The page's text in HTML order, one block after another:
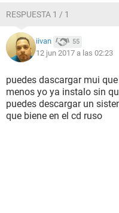
RESPUESTA 1 / 1
iivan 55
12 jun 2017 a las 02:23
puedes dascargar mui
menos yo ya instalo sin
puedes descargar un
que biene en el cd ruso